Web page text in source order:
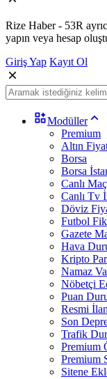
Rize Haber - 53R
yapın veya hesap
Giriş Yap Kayıt Ol
Modüller
Premium
Altın
Borsa
Borsa
Canlı
Canlı Tv
Döviz
Futbol
Gazete
Hava
Kripto
Namaz
Nöbetçi
Puan
Resmi
Son
Trafik
Premium
Premium
Sitene